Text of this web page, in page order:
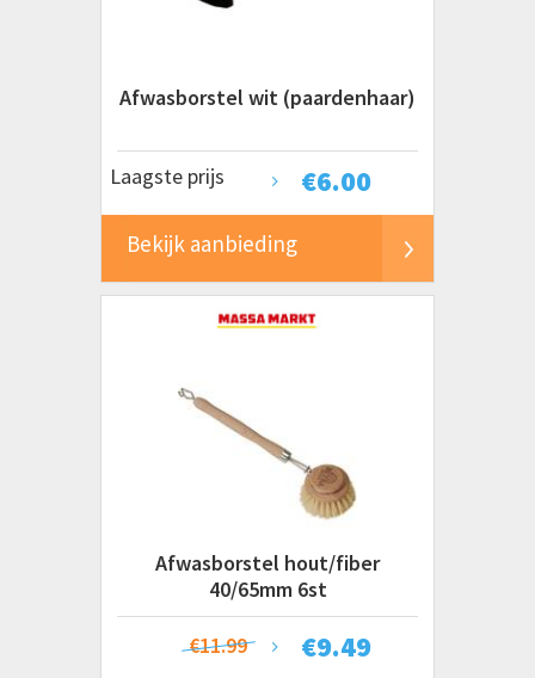
Afwasborstel wit (paardenhaar)
€6.00
Laagste prijs
Bekijk aanbieding
Afwasborstel hout/fiber
40/65mm 6st
€9.49
€11.99